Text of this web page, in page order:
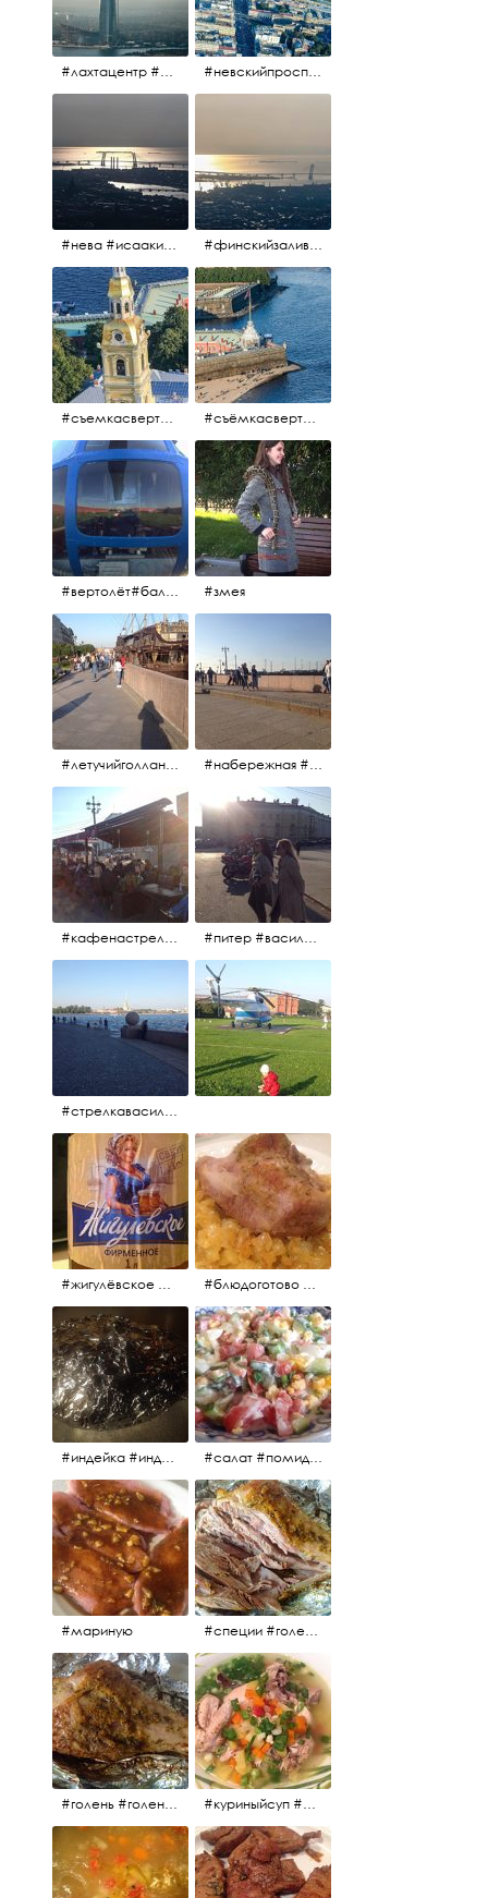
#лахтацентр #лахта #башнягазпром #газпром #башня #небоскрёбпитера #небоскрёб #финскийзалив #санктпетербург #невскийпроспект #центргорода #санктпетербург #осень2017 #когдапаришьнадгородом
#нева #исаакий #исаакиевскийсобор #нева #васильевскийостров #адмиралтейскийрайон #финскийзалив #дворцовыймост #небонадпитером #осень2017 #финскийзалив #маркизовалужа #нева
#съемкасвертолета #вертолёт #съёмкасвертолёта #петропавловскаякрепость #заячийостров #санктпетербург #съёмкасвертолёта #питер #петропавловскаякрепость #нева #осень2017
#вертолёт#балтийскиеавиалинии #петропавловскаякрепость #заячийостров #полётынадпитером #полётынадгородом #полёты #змея
#летучийголландец #набережнаяневы #набережная #людигуляют #биржевоймост
#кафенастрелкевасильевскогоострова #байкеры #питер #васильевскийостров #байкеры #иностранцы
#стрелкавасильевскогоострова #нева #река
#жигулёвское #пиво #свежеепиво #beer #напиток #блюдоготово #можнокушать #простолук #лук #индейкавфольге #мясоиндейки
#индейка #индейкавфольге #еда #мясоиндейки 🚀 #салат #помидоры #яйцо #огурцы #зелень #кинза #петрушка #укроп #сметана #соль #витамины
#мариную #специи #голень #голеньиндейки #индейка #мясо #еда #завтрак #голеньиндейкивфольге
#голень #голеньиндейки #голеньиндейкивфольге #индейка #завтрак #еда #мясо #куриныйсуп #еда #ужин #можнокушать